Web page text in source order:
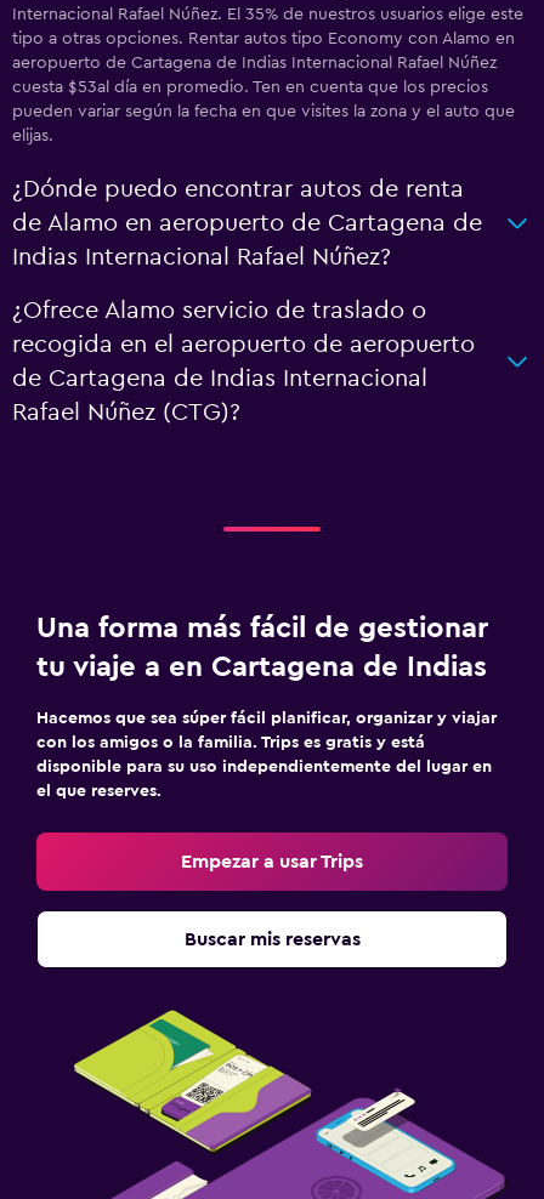
Internacional Rafael Núñez. El 35% de nuestros usuarios elige este
tipo a otras opciones. Rentar autos tipo Economy con Alamo en
aeropuerto de Cartagena de Indias Internacional Rafael Núñez
cuesta $53al día en promedio. Ten en cuenta que los precios
pueden variar según la fecha en que visites la zona y el auto que
elijas.
¿Dónde puedo encontrar autos de renta
de Alamo en aeropuerto de Cartagena de
Indias Internacional Rafael Núñez?
¿Ofrece Alamo servicio de traslado o
recogida en el aeropuerto de aeropuerto
de Cartagena de Indias Internacional
Rafael Núñez (CTG)?
Una forma más fácil de gestionar
tu viaje a en Cartagena de Indias
Hacemos que sea súper fácil planificar, organizar y viajar
con los amigos o la familia. Trips es gratis y está
disponible para su uso independientemente del lugar en
el que reserves.
Empezar a usar Trips
Buscar mis reservas